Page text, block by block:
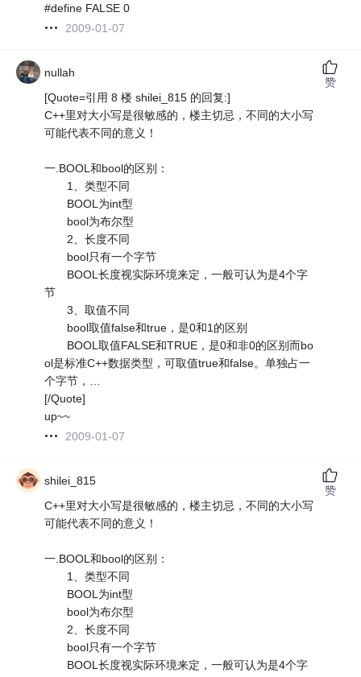
#define FALSE 0
2009-01-07
nullah
[Quote=引用 8 楼 shilei_815 的回复:]
C++里对大小写是很敏感的，楼主切忌，不同的大小写
可能代表不同的意义！
一.BOOL和bool的区别：
1、类型不同
BOOL为int型
bool为布尔型
2、长度不同
bool只有一个字节
BOOL长度视实际环境来定，一般可认为是4个字
节
3、取值不同
bool取值false和true，是0和1的区别
BOOL取值FALSE和TRUE，是0和非0的区别而bo
ol是标准C++数据类型，可取值true和false。单独占一
个字节，…
[/Quote]
up~~
2009-01-07
赞
shilei_815
C++里对大小写是很敏感的，楼主切忌，不同的大小写
可能代表不同的意义！
一.BOOL和bool的区别：
1、类型不同
BOOL为int型
bool为布尔型
2、长度不同
bool只有一个字节
BOOL长度视实际环境来定，一般可认为是4个字
赞